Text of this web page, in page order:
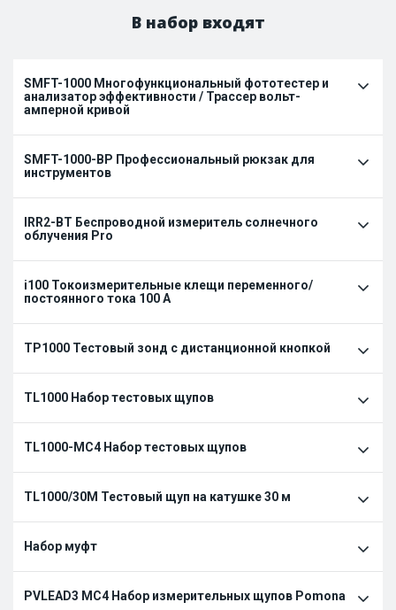
В набор входят
SMFT-1000 Многофункциональный фототестер и
анализатор эффективности / Трассер вольт-
амперной кривой
SMFT-1000-BP Профессиональный рюкзак для
инструментов
IRR2-BT Беспроводной измеритель солнечного
облучения Pro
i100 Токоизмерительные клещи переменного/
постоянного тока 100 A
TP1000 Тестовый зонд с дистанционной кнопкой
TL1000 Набор тестовых щупов
TL1000-MC4 Набор тестовых щупов
TL1000/30M Тестовый щуп на катушке 30 м
Набор муфт
PVLEAD3 MC4 Набор измерительных щупов Pomona